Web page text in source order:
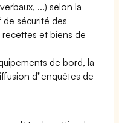
...) selon la
sécurité des
et biens de
de bord, la
d''enquêtes de